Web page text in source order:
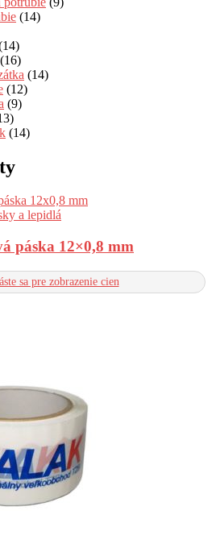
(14)
(16)
(14)
(12)
(9)
(14)
a lepidlá
páska 12×0,8 mm
sa pre zobrazenie cien